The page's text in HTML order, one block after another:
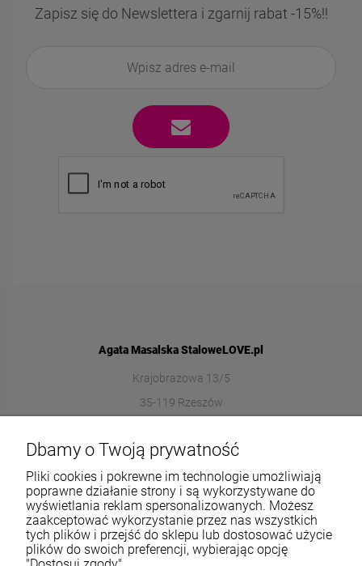
Zapisz się do Newslettera i zgarnij rabat -15%!!
Agata Masalska StaloweLOVE.pl
Krajobrazowa 13/5
35-119 Rzeszów
572989669
Informacje
O nas
Dbamy o Twoją prywatność
Pliki cookies i pokrewne im technologie umożliwiają
poprawne działanie strony i są wykorzystywane do
wyświetlania reklam spersonalizowanych. Możesz
zaakceptować wykorzystanie przez nas wszystkich
tych plików i przejść do sklepu lub dostosować użycie
plików do swoich preferencji, wybierając opcję